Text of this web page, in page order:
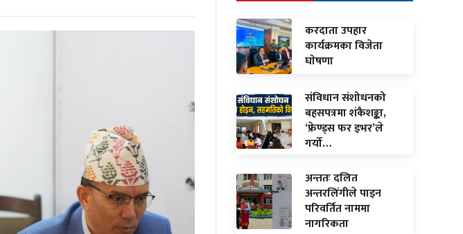
करदाता उपहार
कार्यक्रमका विजेता
घाेषणा
संविधान संशोधनको
बहसपत्रमा शंकैशङ्का,
‘फ्रेण्ड्स फर इभर’ले
गर्यो…
अन्ततः दलित
अन्तरलिंगीले पाइन
परिवर्तित नाममा
नागरिकता